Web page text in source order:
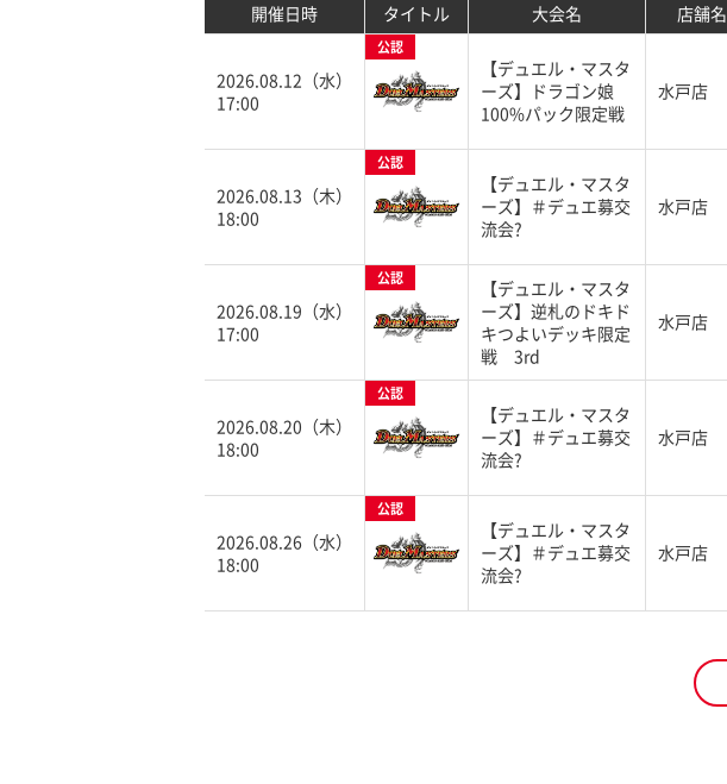
開催日時 タイトル 大会名 店舗名
2026.08.12（水）
17:00
公認
【デュエル・マスタ
ーズ】ドラゴン娘
100%パック限定戦
水戸店
2026.08.13（木）
18:00
公認
【デュエル・マスタ
ーズ】＃デュエ募交
流会?
水戸店
2026.08.19（水）
17:00
公認
【デュエル・マスタ
ーズ】逆札のドキド
キつよいデッキ限定
戦 3rd
水戸店
2026.08.20（木）
18:00
公認
【デュエル・マスタ
ーズ】＃デュエ募交
流会?
水戸店
2026.08.26（水）
18:00
公認
【デュエル・マスタ
ーズ】＃デュエ募交
流会?
水戸店